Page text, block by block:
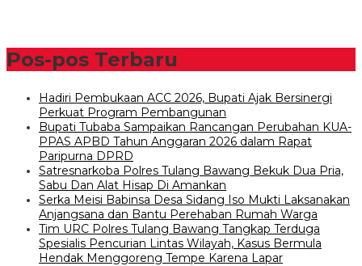
Pos-pos Terbaru
Hadiri Pembukaan ACC 2026, Bupati Ajak Bersinergi
Perkuat Program Pembangunan
Bupati Tubaba Sampaikan Rancangan Perubahan KUA-
PPAS APBD Tahun Anggaran 2026 dalam Rapat
Paripurna DPRD
Satresnarkoba Polres Tulang Bawang Bekuk Dua Pria,
Sabu Dan Alat Hisap Di Amankan
Serka Meisi Babinsa Desa Sidang Iso Mukti Laksanakan
Anjangsana dan Bantu Perehaban Rumah Warga
Tim URC Polres Tulang Bawang Tangkap Terduga
Spesialis Pencurian Lintas Wilayah, Kasus Bermula
Hendak Menggoreng Tempe Karena Lapar